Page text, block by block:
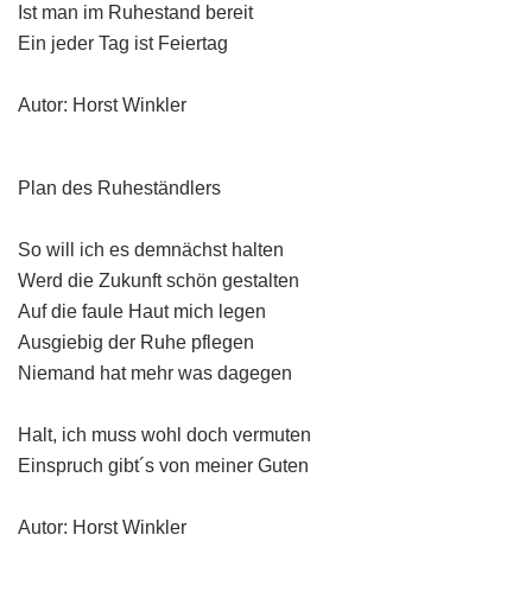
Ist man im Ruhestand bereit
Ein jeder Tag ist Feiertag
Autor: Horst Winkler
Plan des Ruheständlers
So will ich es demnächst halten
Werd die Zukunft schön gestalten
Auf die faule Haut mich legen
Ausgiebig der Ruhe pflegen
Niemand hat mehr was dagegen
Halt, ich muss wohl doch vermuten
Einspruch gibt´s von meiner Guten
Autor: Horst Winkler